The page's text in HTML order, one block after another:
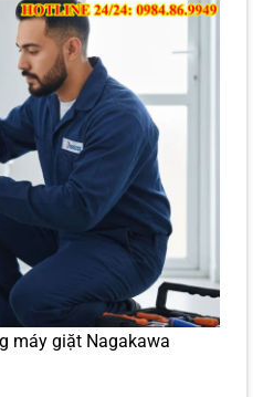
máy giặt Nagakawa